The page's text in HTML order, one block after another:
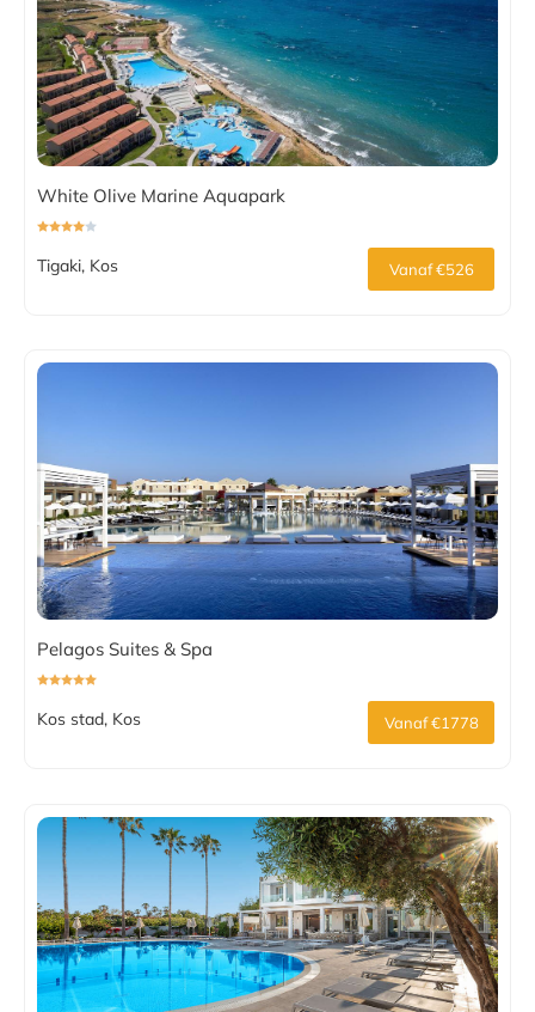
White Olive Marine Aquapark
Tigaki, Kos Vanaf €526
Pelagos Suites & Spa
Kos stad, Kos Vanaf €1778